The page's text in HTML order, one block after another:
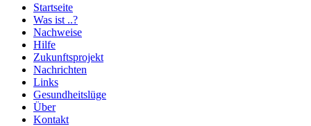
Startseite
Was ist ..?
Nachweise
Hilfe
Zukunftsprojekt
Nachrichten
Links
Gesundheitslüge
Über
Kontakt